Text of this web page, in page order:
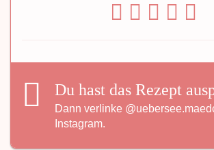
Du hast das Rezept
Dann verlinke
Instagram.